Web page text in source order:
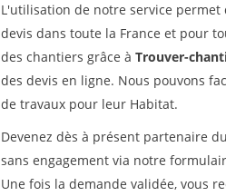
L'utilisation de notre service
devis dans toute la France et pour
des chantiers grâce à Trouver-
des devis en ligne. Nous pouvons
de travaux pour leur Habitat.
Devenez dès à présent partenaire
sans engagement via notre
Une fois la demande validée, vous